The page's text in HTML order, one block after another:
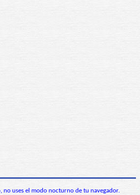
no uses el modo nocturno de tu navegador.